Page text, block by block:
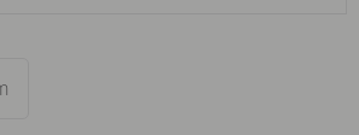
Läder
Läder